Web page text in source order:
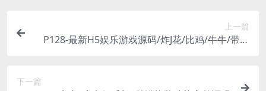
上一篇
P128-最新H5娱乐游戏源码/炸J花/比鸡/牛牛/带架
下一篇